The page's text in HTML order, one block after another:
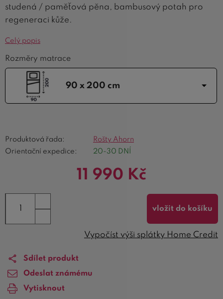
studená / paměťová pěna, bambusový potah pro
regeneraci kůže.
Celý popis
Rozměry matrace
90 x 200 cm
Produktová řada:
Rošty Ahorn
Orientační expedice:
20-30 DNÍ
11 990 Kč
vložit do košíku
Vypočíst výši splátky Home Credit
Sdílet produkt
Odeslat známému
Vytisknout